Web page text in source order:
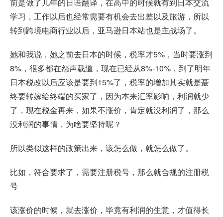
学习，工作以后也经常需要有机会去出差以及旅游，所以
转到跨境电商行业以后，亚马逊日本站也是主战场了。
她和我说，她之前去日本的时候，税率才5%，当时要涨到
8%，很多都在怨声载道，现在已经从8%-10%，到了明年
日本税改以后应该是要到15%了，税率的增加其实就是蕞
终要转嫁给终端的买家了，因为本来汇率影响，利润就少
了，现在税金再来，如果不涨价，肯定就没利润了，那么
没利润的事情，为啥要坚持呢？
所以类似这样的政策出来，该怎么做，就怎么做了。
比如，符合要求了，需要注册税号，那么就合规的注册税
号
该涨价的时候，就去涨价，毕竟有利润的生意，才值得长